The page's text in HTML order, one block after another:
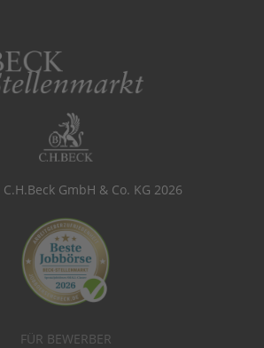
GmbH & Co. KG 2026
FÜR BEWERBER